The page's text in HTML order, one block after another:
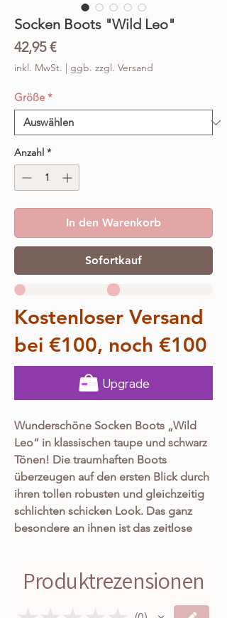
Socken Boots "Wild Leo"
42,95 €Preis
inkl. MwSt. | ggb. zzgl. Versand
Größe *
Anzahl *
In den Warenkorb
Sofortkauf
Kostenloser Versand
bei €100, noch €100
Upgrade
Wunderschöne Socken Boots „Wild
Leo“ in klassischen taupe und schwarz
Tönen! Die traumhaften Boots
überzeugen auf den ersten Blick durch
ihren tollen robusten und gleichzeitig
schlichten schicken Look. Das ganz
besondere an ihnen ist das zeitlose
out seid. Zudem sind sie aber auch
haben eine tolle Passform. Sie passen
Produktrezensionen